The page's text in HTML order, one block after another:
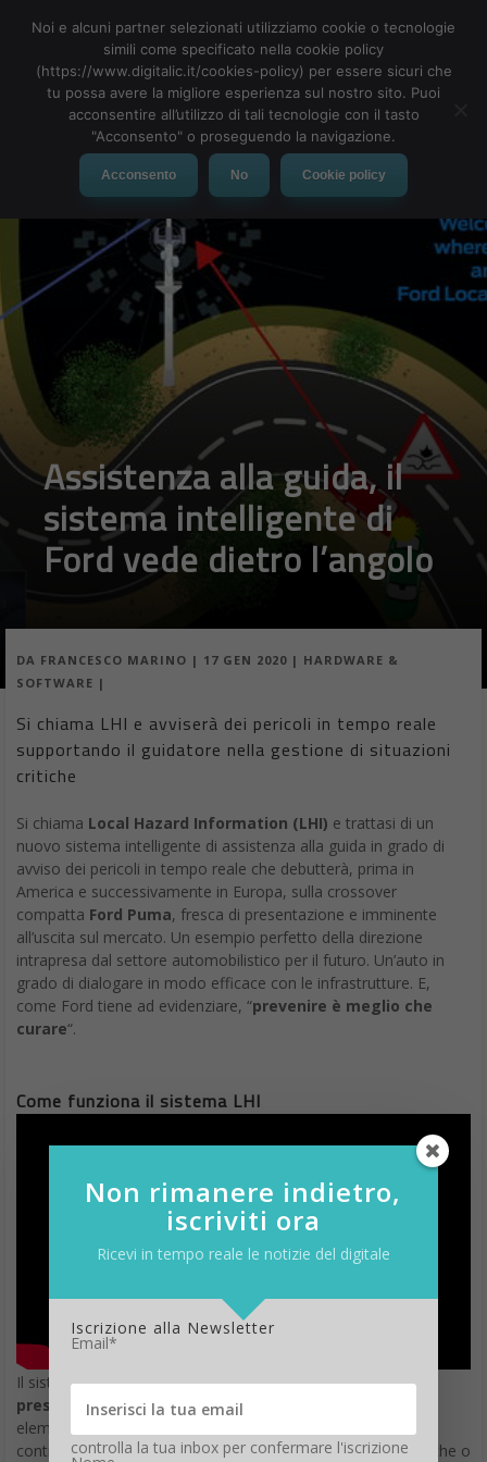
MENU
Assistenza alla guida, il
sistema intelligente di
Ford vede dietro l’angolo
DA FRANCESCO MARINO | 17 GEN 2020 | HARDWARE &
SOFTWARE |
Si chiama LHI e avviserà dei pericoli in tempo reale
supportando il guidatore nella gestione di situazioni
critiche
Si chiama Local Hazard Information (LHI) e trattasi di un
nuovo sistema intelligente di assistenza alla guida in grado di
avviso dei pericoli in tempo reale che debutterà, prima in
America e successivamente in Europa, sulla crossover
compatta Ford Puma, fresca di presentazione e imminente
all’uscita sul mercato. Un esempio perfetto della direzione
intrapresa dal settore automobilistico per il futuro. Un’auto in
grado di dialogare in modo efficace con le infrastrutture. E,
come Ford tiene ad evidenziare, “prevenire è meglio che
curare“.
Come funziona il sistema LHI
Il sistema di assistenza alla guida LHIsfrutta i sensori
presenti sull’autoche monitorano il funzionamento di
elementi come la frenata di emergenza, i fari fendinebbia, il
controllo della trazione (per rilevare condizioni meteorologiche o
Non rimanere indietro,
iscriviti ora
Ricevi in tempo reale le notizie del digitale
Iscrizione alla Newsletter
Email*
controlla la tua inbox per confermare l'iscrizione
Noi e alcuni partner selezionati utilizziamo cookie o tecnologie
simili come specificato nella cookie policy
(https://www.digitalic.it/cookies-policy) per essere sicuri che
tu possa avere la migliore esperienza sul nostro sito. Puoi
acconsentire all’utilizzo di tali tecnologie con il tasto
"Acconsento" o proseguendo la navigazione.
Acconsento No Cookie policy